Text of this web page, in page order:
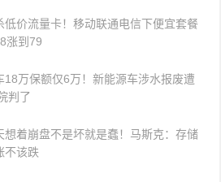
低价流量卡！移动联通电信下便宜套餐
涨到79
18万保额仅6万！新能源车涉水报废遭
判了
想着崩盘不是坏就是蠢！马斯克：存储
不该跌